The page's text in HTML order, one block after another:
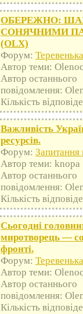
ОБЕРЕЖНО:
СОНЯЧНИМИ
(OLX)
Форум: Теревенька
Автор теми:
Автор останнього
повідомлення:
Кількість
Важливість
ресурсів.
Форум: Запитання
Автор теми: knopa
Автор останнього
повідомлення:
Кількість
Сьогодні
миротворець —
фронті.
Форум: Теревенька
Автор теми:
Автор останнього
повідомлення:
Кількість